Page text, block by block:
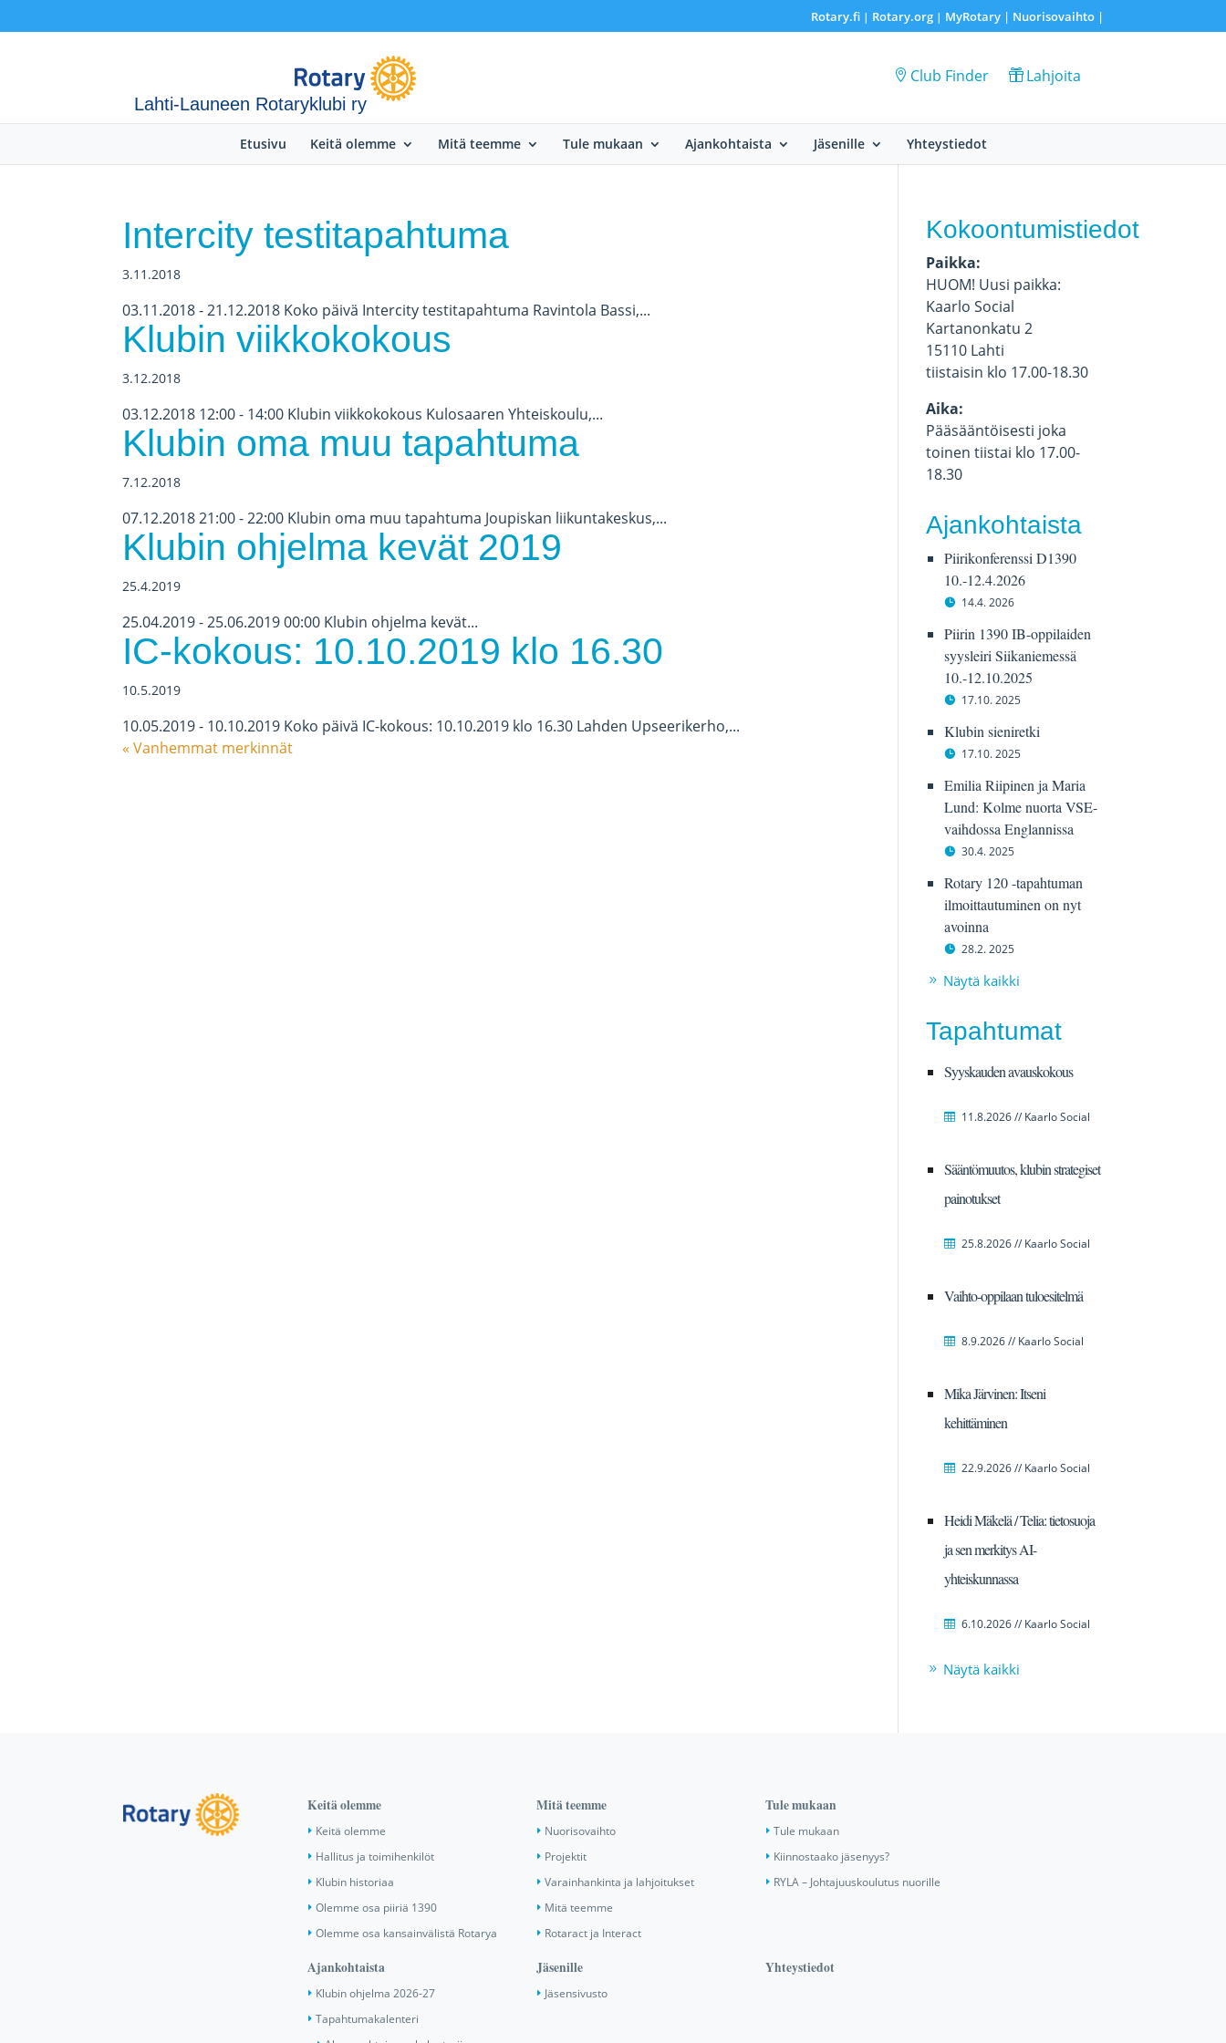
Rotary.fi| Rotary.org| MyRotary | Nuorisovaihto|
Lahti-Launeen Rotaryklubi ry
Club Finder Lahjoita
Etusivu Keitä olemme Mitä teemme Tule mukaan Ajankohtaista Jäsenille Yhteystiedot
Intercity testitapahtuma
3.11.2018
03.11.2018 - 21.12.2018 Koko päivä Intercity testitapahtuma Ravintola Bassi,...
Klubin viikkokokous
3.12.2018
03.12.2018 12:00 - 14:00 Klubin viikkokokous Kulosaaren Yhteiskoulu,...
Klubin oma muu tapahtuma
7.12.2018
07.12.2018 21:00 - 22:00 Klubin oma muu tapahtuma Joupiskan liikuntakeskus,...
Klubin ohjelma kevät 2019
25.4.2019
25.04.2019 - 25.06.2019 00:00 Klubin ohjelma kevät...
IC-kokous: 10.10.2019 klo 16.30
10.5.2019
10.05.2019 - 10.10.2019 Koko päivä IC-kokous: 10.10.2019 klo 16.30 Lahden Upseerikerho,...
« Vanhemmat merkinnät
Kokoontumistiedot
Paikka:
HUOM! Uusi paikka:
Kaarlo Social
Kartanonkatu 2
15110 Lahti
tiistaisin klo 17.00-18.30
Aika:
Pääsääntöisesti joka
toinen tiistai klo 17.00-
18.30
Ajankohtaista
Piirikonferenssi D1390
10.-12.4.2026
14.4. 2026
Piirin 1390 IB-oppilaiden
syysleiri Siikaniemessä
10.-12.10.2025
17.10. 2025
Klubin sieniretki
17.10. 2025
Emilia Riipinen ja Maria
Lund: Kolme nuorta VSE-
vaihdossa Englannissa
30.4. 2025
Rotary 120 -tapahtuman
ilmoittautuminen on nyt
avoinna
28.2. 2025
Näytä kaikki
Tapahtumat
Syyskauden avauskokous
11.8.2026 // Kaarlo Social
Sääntömuutos, klubin strategiset
painotukset
25.8.2026 // Kaarlo Social
Vaihto-oppilaan tuloesitelmä
8.9.2026 // Kaarlo Social
Mika Järvinen: Itseni
kehittäminen
22.9.2026 // Kaarlo Social
Heidi Mäkelä / Telia: tietosuoja
ja sen merkitys AI-
yhteiskunnassa
6.10.2026 // Kaarlo Social
Näytä kaikki
Keitä olemme
Keitä olemme
Hallitus ja toimihenkilöt
Klubin historiaa
Olemme osa piiriä 1390
Olemme osa kansainvälistä Rotarya
Mitä teemme
Nuorisovaihto
Projektit
Varainhankinta ja lahjoitukset
Mitä teemme
Rotaract ja Interact
Tule mukaan
Tule mukaan
Kiinnostaako jäsenyys?
RYLA – Johtajuuskoulutus nuorille
Ajankohtaista
Klubin ohjelma 2026-27
Tapahtumakalenteri
Jäsenille
Jäsensivusto
Yhteystiedot